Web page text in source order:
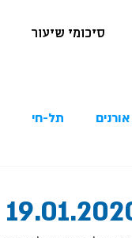
סיכומי שיעור
אורנים תל-חי